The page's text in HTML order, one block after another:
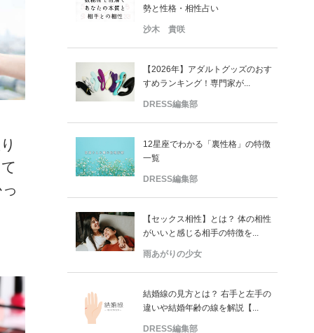
勢と性格・相性占い
沙木 貴咲
【2026年】アダルトグッズのおす
すめランキング！専門家が...
DRESS編集部
12星座でわかる「裏性格」の特徴
一覧
DRESS編集部
【セックス相性】とは？ 体の相性
がいいと感じる相手の特徴を...
雨あがりの少女
結婚線の見方とは？ 右手と左手の
違いや結婚年齢の線を解説【...
DRESS編集部